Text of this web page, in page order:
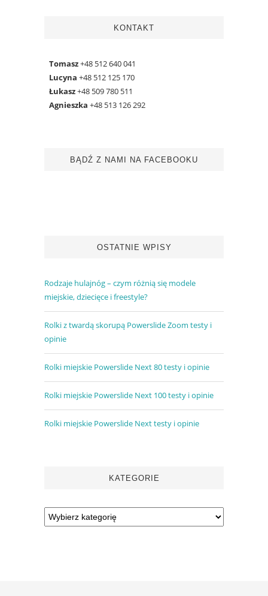
KONTAKT
Tomasz+48 512 640 041
Lucyna +48 512 125 170
Łukasz+48 509 780 511
Agnieszka +48 513 126 292
BĄDŹ Z NAMI NA FACEBOOKU
OSTATNIE WPISY
Rodzaje hulajnóg – czym różnią się modele
miejskie, dziecięce i freestyle?
Rolki z twardą skorupą Powerslide Zoom testy i
opinie
Rolki miejskie Powerslide Next 80 testy i opinie
Rolki miejskie Powerslide Next 100 testy i opinie
Rolki miejskie Powerslide Next testy i opinie
KATEGORIE